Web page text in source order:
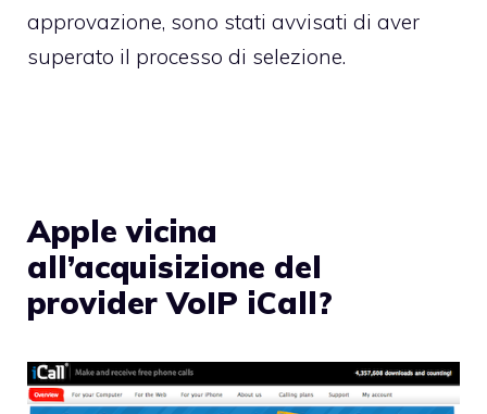
approvazione, sono stati avvisati di aver
superato il processo di selezione.
Apple vicina
all’acquisizione del
provider VoIP iCall?